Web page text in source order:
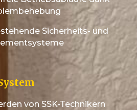
Sicherheits- und
von SSK-Technikern